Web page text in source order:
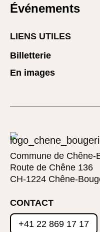
Événements
LIENS UTILES
Billetterie
En images
Commune de Chêne-
Route de Chêne 136
CH-1224 Chêne-
CONTACT
+41 22 869 17 17